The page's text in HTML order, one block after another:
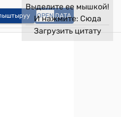
OPEN DATA
Выделите ее мышкой!
И нажмите: Сюда
Загрузить цитату